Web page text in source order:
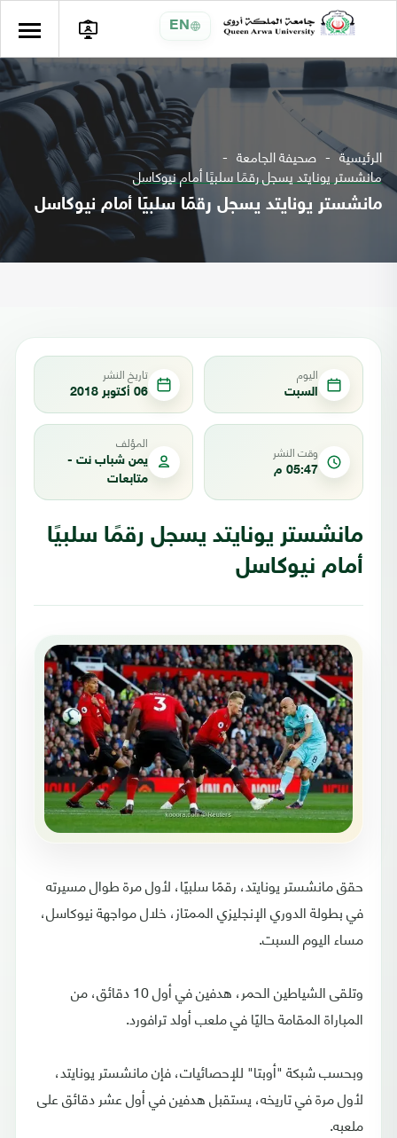
EN
الرئيسية صحيفة الجامعة
مانشستر يونايتد يسجل رقمًا سلبيًا أمام نيوكاسل
مانشستر يونايتد يسجل رقمًا سلبيًا أمام نيوكاسل
اليوم
السبت
تاريخ النشر
06 أكتوبر 2018
وقت النشر
05:47 م
المؤلف
يمن شباب نت -
متابعات
مانشستر يونايتد يسجل رقمًا سلبيًا
أمام نيوكاسل
حقق مانشستر يونايتد، رقمًا سلبيًا، لأول مرة طوال مسيرته
في بطولة الدوري الإنجليزي الممتاز، خلال مواجهة نيوكاسل،
مساء اليوم السبت.
وتلقى الشياطين الحمر، هدفين في أول 10 دقائق، من
المباراة المقامة حاليًا في ملعب أولد ترافورد.
وبحسب شبكة "أوبتا" للإحصائيات، فإن مانشستر يونايتد،
لأول مرة في تاريخه، يستقبل هدفين في أول عشر دقائق على
ملعبه.